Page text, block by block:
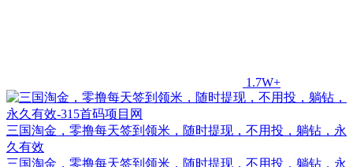
1.7W+
三国淘金，零撸每天签到领米，随时提现，不用投，躺钻，永
久有效
三国淘金，零撸每天签到领米，随时提现，不用投，躺钻，永